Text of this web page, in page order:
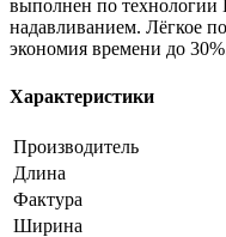
выполнен по технологии
надавливанием. Лёгкое
экономия времени до
Характеристики
Производитель
Длина
Фактура
Ширина